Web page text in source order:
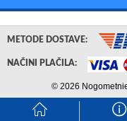
󰃱 󰈢
METODE DOSTAVE:
NAČINI PLAČILA:
© 2026